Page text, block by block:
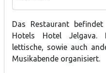
Das Restaurant
Hotels Hotel Jelgava.
lettische, sowie auch
Musikabende organisiert.